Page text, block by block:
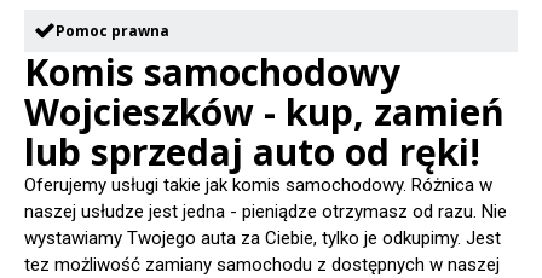
Pomoc prawna
Komis samochodowy
Wojcieszków - kup, zamień
lub sprzedaj auto od ręki!
Oferujemy usługi takie jak komis samochodowy. Różnica w
naszej usłudze jest jedna - pieniądze otrzymasz od razu. Nie
wystawiamy Twojego auta za Ciebie, tylko je odkupimy. Jest
tez możliwość zamiany samochodu z dostępnych w naszej